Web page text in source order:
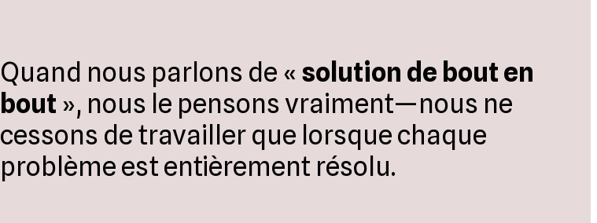
Quand nous parlons de « solution de bout en
bout », nous le pensons vraiment—nous ne
cessons de travailler que lorsque chaque
problème est entièrement résolu.